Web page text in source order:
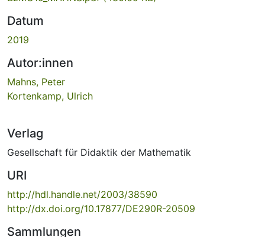
Datum
2019
Autor:innen
Mahns, Peter
Kortenkamp, Ulrich
Verlag
Gesellschaft für Didaktik der Mathematik
URI
http://hdl.handle.net/2003/38590
http://dx.doi.org/10.17877/DE290R-20509
Sammlungen